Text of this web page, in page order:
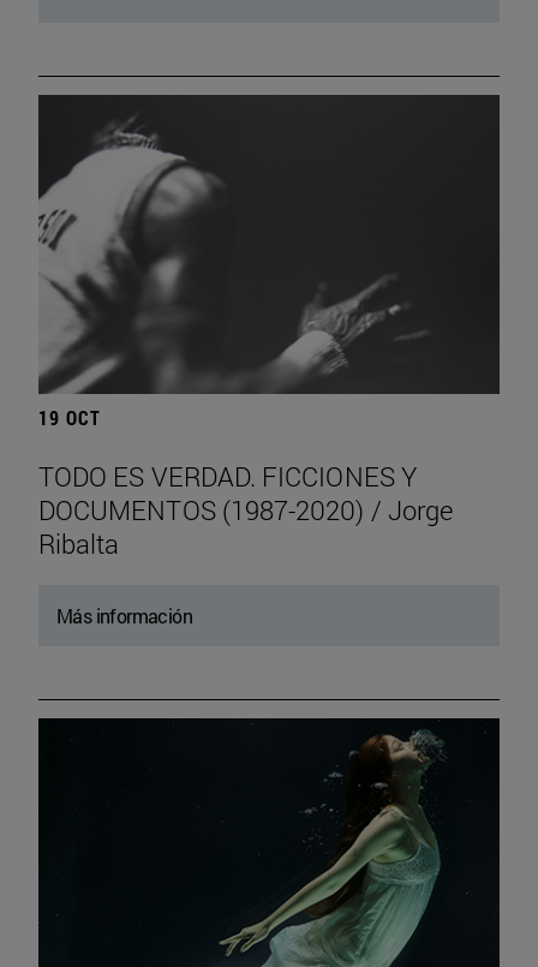
19 OCT
TODO ES VERDAD. FICCIONES Y
DOCUMENTOS (1987-2020) / Jorge
Ribalta
Más información